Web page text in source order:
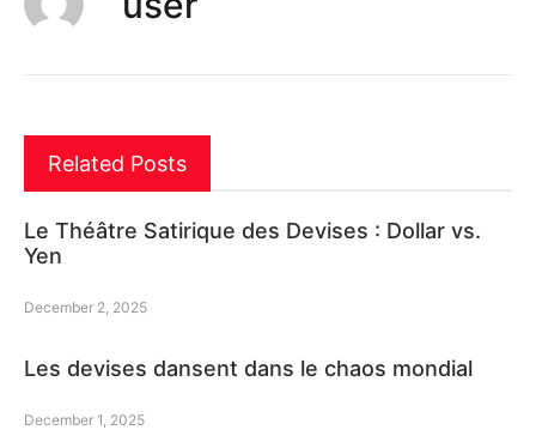
Related Posts
Le Théâtre Satirique des Devises : Dollar vs.
Yen
December 2, 2025
Les devises dansent dans le chaos mondial
December 1, 2025